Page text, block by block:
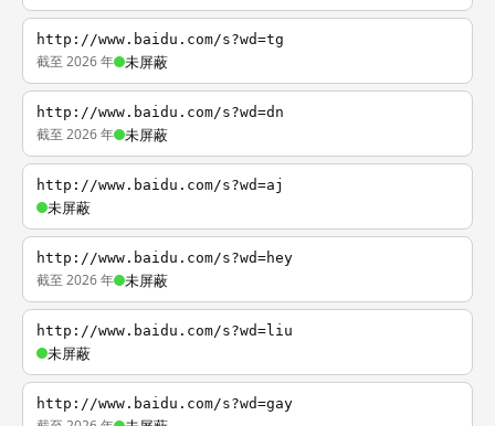
http://www.baidu.com/s?wd=tg
截至 2026 年 未屏蔽
http://www.baidu.com/s?wd=dn
截至 2026 年 未屏蔽
http://www.baidu.com/s?wd=aj
未屏蔽
http://www.baidu.com/s?wd=hey
截至 2026 年 未屏蔽
http://www.baidu.com/s?wd=liu
未屏蔽
http://www.baidu.com/s?wd=gay